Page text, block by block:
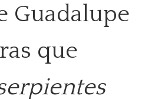
Guadalupe
que